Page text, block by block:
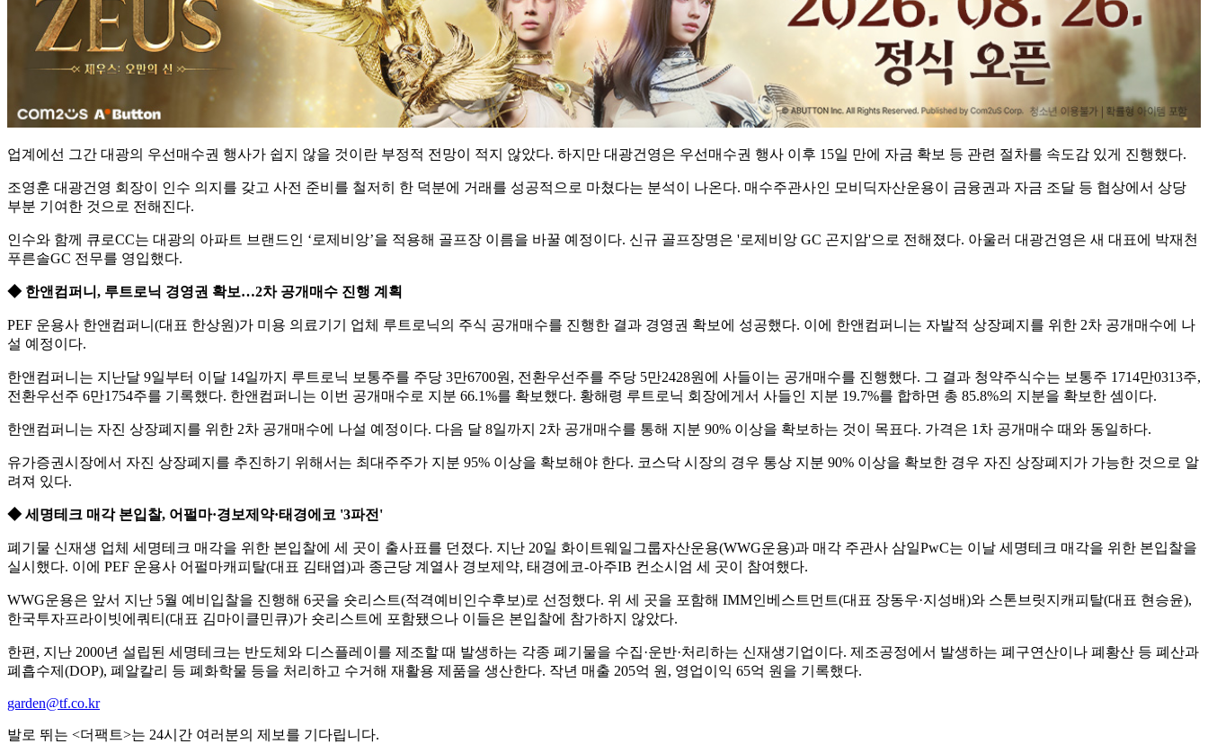
업계에선 그간 대광의 우선매수권 행사가 쉽지 않을 것이란 부정적 전망이 적지 않았다. 하지만 대광건영은 우선매수권 행사 이후 15일 만에 자금 확보 등 관련 절차를 속도감 있게 진행했다.
조영훈 대광건영 회장이 인수 의지를 갖고 사전 준비를 철저히 한 덕분에 거래를 성공적으로 마쳤다는 분석이 나온다. 매수주관사인 모비딕자산운용이 금융권과 자금 조달 등 협상에서 상당
부분 기여한 것으로 전해진다.
인수와 함께 큐로CC는 대광의 아파트 브랜드인 ‘로제비앙’을 적용해 골프장 이름을 바꿀 예정이다. 신규 골프장명은 '로제비앙 GC 곤지암'으로 전해졌다. 아울러 대광건영은 새 대표에 박재천
푸른솔GC 전무를 영입했다.
◆ 한앤컴퍼니, 루트로닉 경영권 확보…2차 공개매수 진행 계획
PEF 운용사 한앤컴퍼니(대표 한상원)가 미용 의료기기 업체 루트로닉의 주식 공개매수를 진행한 결과 경영권 확보에 성공했다. 이에 한앤컴퍼니는 자발적 상장폐지를 위한 2차 공개매수에 나
설 예정이다.
한앤컴퍼니는 지난달 9일부터 이달 14일까지 루트로닉 보통주를 주당 3만6700원, 전환우선주를 주당 5만2428원에 사들이는 공개매수를 진행했다. 그 결과 청약주식수는 보통주 1714만0313주,
전환우선주 6만1754주를 기록했다. 한앤컴퍼니는 이번 공개매수로 지분 66.1%를 확보했다. 황해령 루트로닉 회장에게서 사들인 지분 19.7%를 합하면 총 85.8%의 지분을 확보한 셈이다.
한앤컴퍼니는 자진 상장폐지를 위한 2차 공개매수에 나설 예정이다. 다음 달 8일까지 2차 공개매수를 통해 지분 90% 이상을 확보하는 것이 목표다. 가격은 1차 공개매수 때와 동일하다.
유가증권시장에서 자진 상장폐지를 추진하기 위해서는 최대주주가 지분 95% 이상을 확보해야 한다. 코스닥 시장의 경우 통상 지분 90% 이상을 확보한 경우 자진 상장폐지가 가능한 것으로 알
려져 있다.
◆ 세명테크 매각 본입찰, 어펄마·경보제약·태경에코 '3파전'
폐기물 신재생 업체 세명테크 매각을 위한 본입찰에 세 곳이 출사표를 던졌다. 지난 20일 화이트웨일그룹자산운용(WWG운용)과 매각 주관사 삼일PwC는 이날 세명테크 매각을 위한 본입찰을
실시했다. 이에 PEF 운용사 어펄마캐피탈(대표 김태엽)과 종근당 계열사 경보제약, 태경에코-아주IB 컨소시엄 세 곳이 참여했다.
WWG운용은 앞서 지난 5월 예비입찰을 진행해 6곳을 숏리스트(적격예비인수후보)로 선정했다. 위 세 곳을 포함해 IMM인베스트먼트(대표 장동우·지성배)와 스톤브릿지캐피탈(대표 현승윤),
한국투자프라이빗에쿼티(대표 김마이클민큐)가 숏리스트에 포함됐으나 이들은 본입찰에 참가하지 않았다.
한편, 지난 2000년 설립된 세명테크는 반도체와 디스플레이를 제조할 때 발생하는 각종 폐기물을 수집·운반·처리하는 신재생기업이다. 제조공정에서 발생하는 폐구연산이나 폐황산 등 폐산과
폐흡수제(DOP), 폐알칼리 등 폐화학물 등을 처리하고 수거해 재활용 제품을 생산한다. 작년 매출 205억 원, 영업이익 65억 원을 기록했다.
garden@tf.co.kr
발로 뛰는 <더팩트>는 24시간 여러분의 제보를 기다립니다.